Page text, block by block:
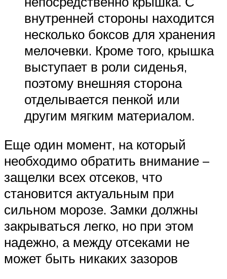
внутренней стороны находится
несколько боксов для хранения
мелочевки. Кроме того, крышка
выступает в роли сиденья,
поэтому внешняя сторона
отделывается пенкой или
другим мягким материалом.
Еще один момент, на который
необходимо обратить внимание –
защелки всех отсеков, что
становится актуальным при
сильном морозе. Замки должны
закрываться легко, но при этом
надежно, а между отсеками не
может быть никаких зазоров